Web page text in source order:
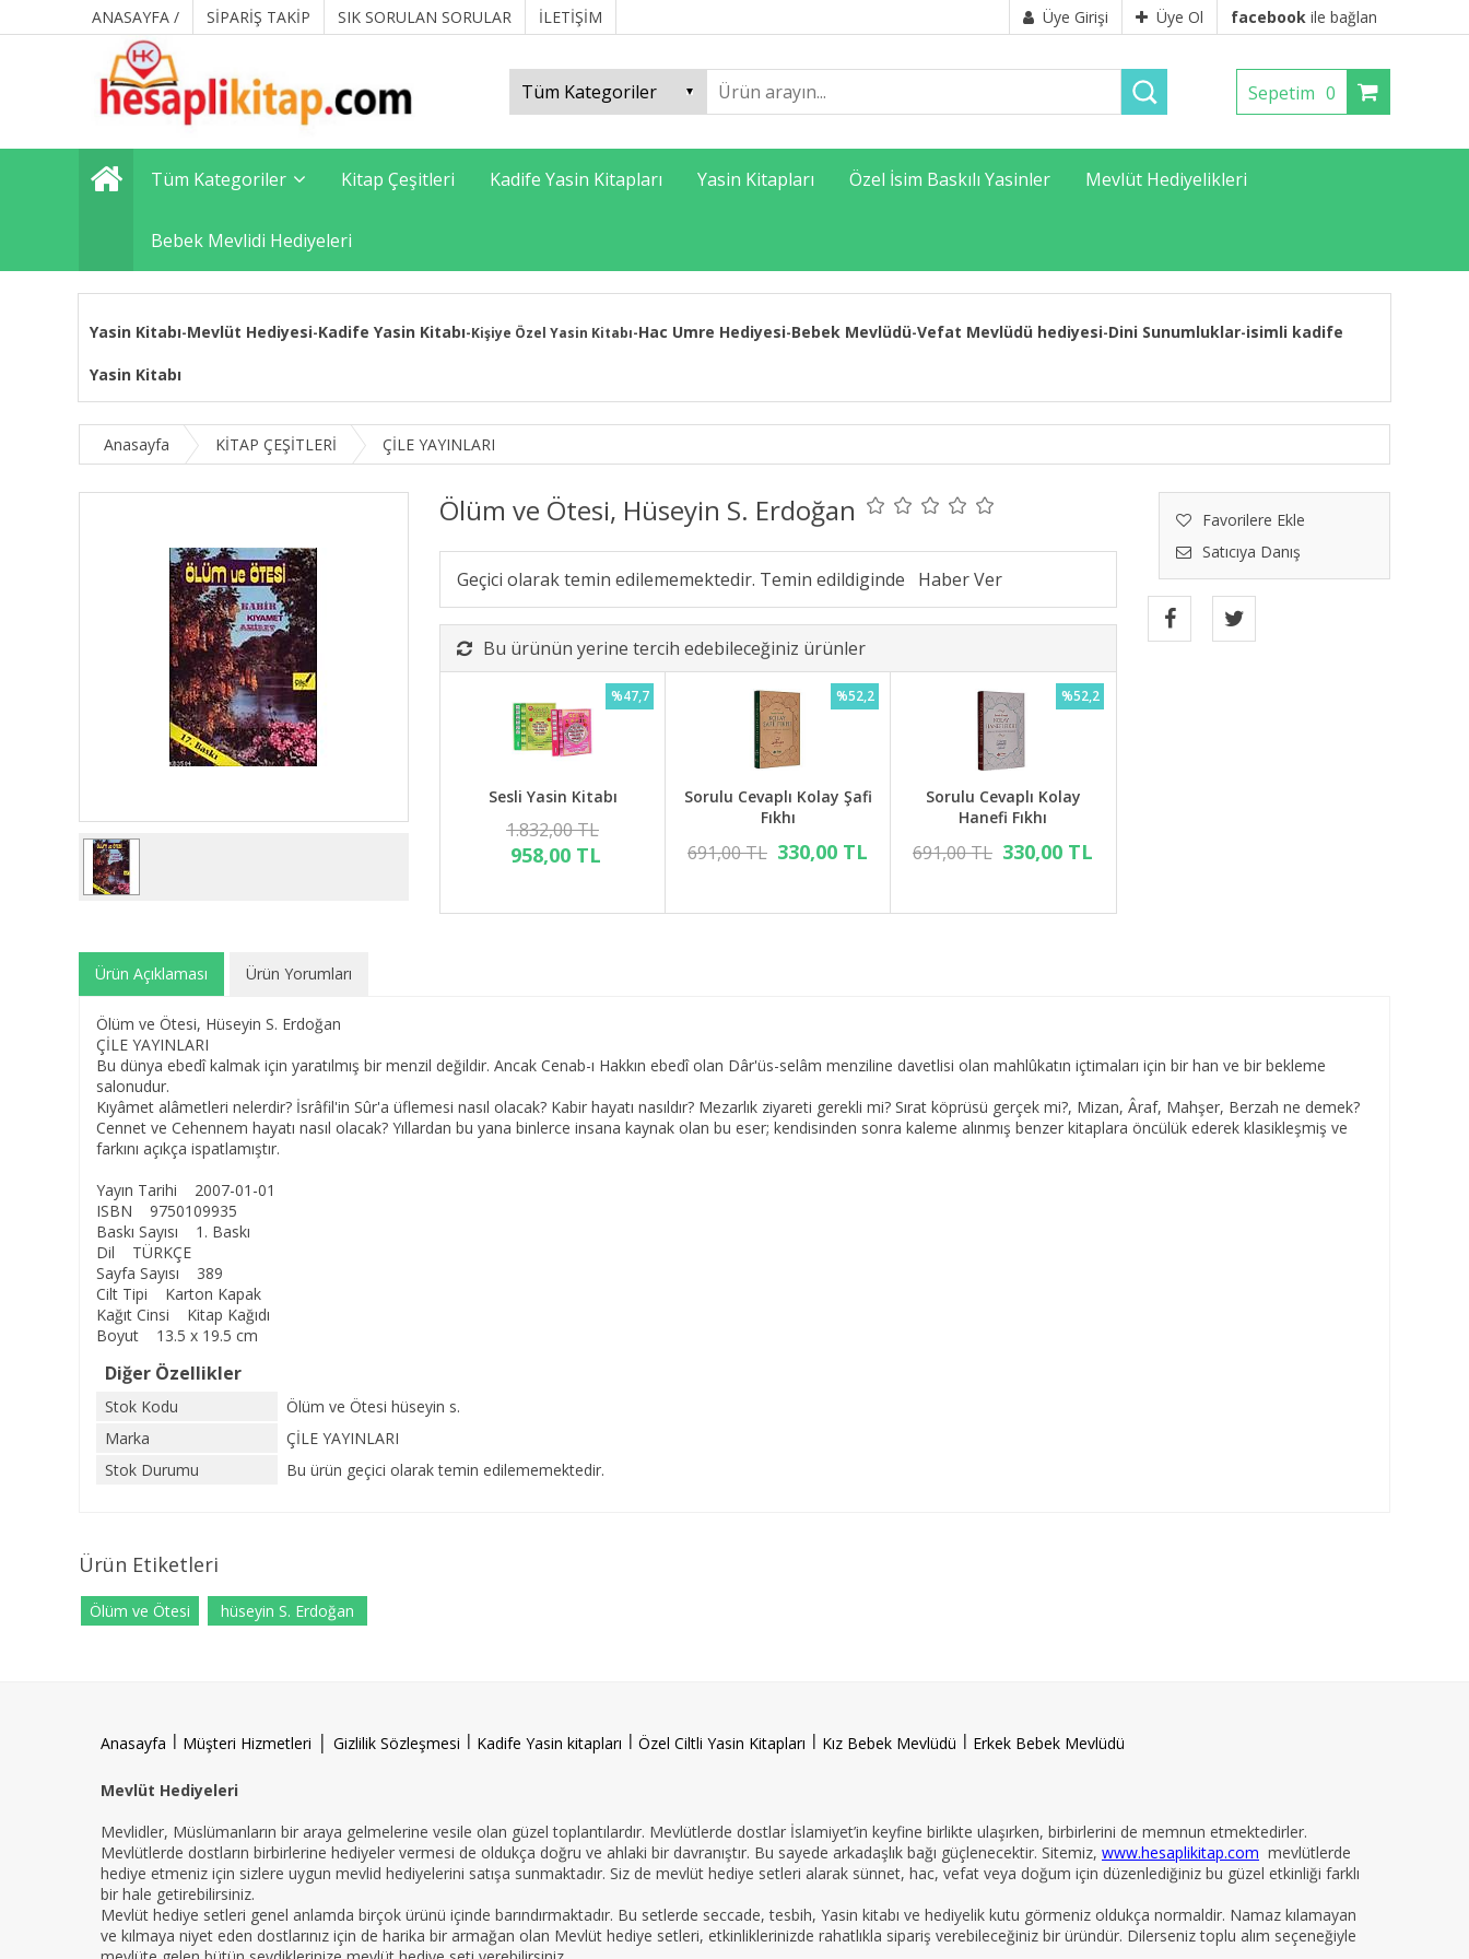
ANASAYFA / SİPARİŞ TAKİP SIK SORULAN SORULAR İLETİŞİM Üye Girişi Üye Ol facebook ile bağlan
Sepetim 0
Tüm Kategoriler Kitap Çeşitleri Kadife Yasin Kitapları Yasin Kitapları Özel İsim Baskılı Yasinler Mevlüt Hediyelikleri
Bebek Mevlidi Hediyeleri
Yasin Kitabı-Mevlüt Hediyesi-Kadife Yasin Kitabı-Kişiye Özel Yasin Kitabı-Hac Umre Hediyesi-Bebek Mevlüdü-Vefat Mevlüdü hediyesi-Dini Sunumluklar-isimli kadife
Yasin Kitabı
Anasayfa KİTAP ÇEŞİTLERİ ÇİLE YAYINLARI
Ölüm ve Ötesi, Hüseyin S. Erdoğan
Favorilere Ekle
Satıcıya Danış
Geçici olarak temin edilememektedir. Temin edildiginde
Bu ürünün yerine tercih edebileceğiniz ürünler
Sesli Yasin Kitabı
1.832,00 TL
958,00 TL
%47,7
Sorulu Cevaplı Kolay Şafi
Fıkhı
691,00 TL 330,00 TL
%52,2
Sorulu Cevaplı Kolay
Hanefi Fıkhı
691,00 TL 330,00 TL
%52,2
Ürün Açıklaması Ürün Yorumları
Ölüm ve Ötesi, Hüseyin S. Erdoğan
ÇİLE YAYINLARI
Bu dünya ebedî kalmak için yaratılmış bir menzil değildir. Ancak Cenab-ı Hakkın ebedî olan Dâr'üs-selâm menziline davetlisi olan mahlûkatın içtimaları için bir han ve bir bekleme
salonudur.
Kıyâmet alâmetleri nelerdir? İsrâfil'in Sûr'a üflemesi nasıl olacak? Kabir hayatı nasıldır? Mezarlık ziyareti gerekli mi? Sırat köprüsü gerçek mi?, Mizan, Âraf, Mahşer, Berzah ne demek?
Cennet ve Cehennem hayatı nasıl olacak? Yıllardan bu yana binlerce insana kaynak olan bu eser; kendisinden sonra kaleme alınmış benzer kitaplara öncülük ederek klasikleşmiş ve
farkını açıkça ispatlamıştır.
Yayın Tarihi 2007-01-01
ISBN 9750109935
Baskı Sayısı 1. Baskı
Dil TÜRKÇE
Sayfa Sayısı 389
Cilt Tipi Karton Kapak
Kağıt Cinsi Kitap Kağıdı
Boyut 13.5 x 19.5 cm
Diğer Özellikler
Stok Kodu
Ölüm ve Ötesi hüseyin s.
Marka
ÇİLE YAYINLARI
Stok Durumu
Bu ürün geçici olarak temin edilememektedir.
Ürün Etiketleri
Ölüm ve Ötesi hüseyin S. Erdoğan
Anasayfa l Müşteri Hizmetleri | Gizlilik Sözleşmesi l Kadife Yasin kitapları l Özel Ciltli Yasin Kitapları l Kız Bebek Mevlüdü l Erkek Bebek Mevlüdü
Mevlüt Hediyeleri
Mevlidler, Müslümanların bir araya gelmelerine vesile olan güzel toplantılardır. Mevlütlerde dostlar İslamiyet’in keyfine birlikte ulaşırken, birbirlerini de memnun etmektedirler.
Mevlütlerde dostların birbirlerine hediyeler vermesi de oldukça doğru ve ahlaki bir davranıştır. Bu sayede arkadaşlık bağı güçlenecektir. Sitemiz, www.hesaplikitap.com mevlütlerde
hediye etmeniz için sizlere uygun mevlid hediyelerini satışa sunmaktadır. Siz de mevlüt hediye setleri alarak sünnet, hac, vefat veya doğum için düzenlediğiniz bu güzel etkinliği farklı
bir hale getirebilirsiniz.
Mevlüt hediye setleri genel anlamda birçok ürünü içinde barındırmaktadır. Bu setlerde seccade, tesbih, Yasin kitabı ve hediyelik kutu görmeniz oldukça normaldir. Namaz kılamayan
ve kılmaya niyet eden dostlarınız için de harika bir armağan olan Mevlüt hediye setleri, etkinliklerinizde rahatlıkla sipariş verebileceğiniz bir üründür. Dilerseniz toplu alım seçeneğiyle